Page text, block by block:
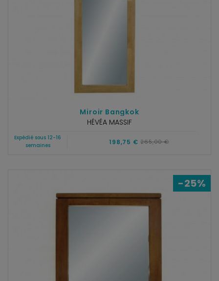
Miroir Bangkok
HÉVÉA MASSIF
Expédié sous 12-16
semaines
198,75 € 265,00 €
-25%